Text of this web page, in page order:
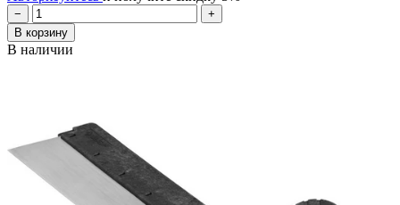
−
+
В корзину
В наличии